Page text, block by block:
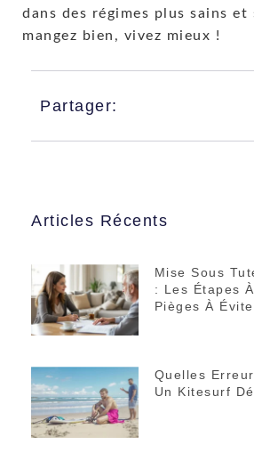
dans des régimes plus sains et
mangez bien, vivez mieux !
Partager:
Articles Récents
Mise Sous
: Les Étapes
Pièges À
Quelles
Un Kitesurf